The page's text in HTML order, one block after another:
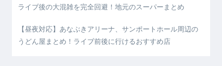
ライブ後の大混雑を完全回避！地元のスーパーまとめ
【昼夜対応】あなぶきアリーナ、サンポートホール周辺の
うどん屋まとめ！ライブ前後に行けるおすすめ店